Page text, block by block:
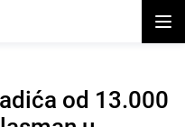
od 13.000